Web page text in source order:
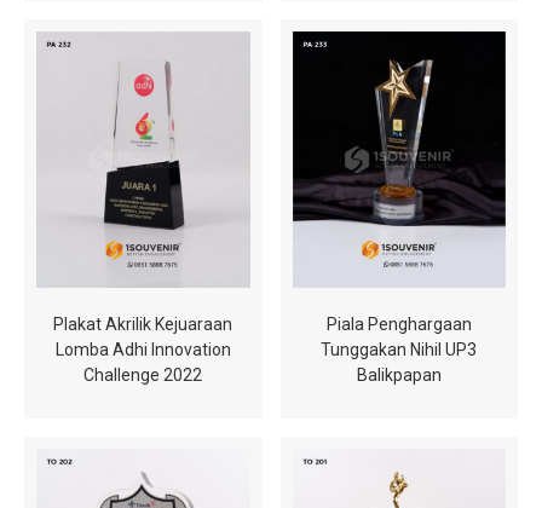
Plakat Akrilik Kejuaraan
Lomba Adhi Innovation
Challenge 2022
Piala Penghargaan
Tunggakan Nihil UP3
Balikpapan